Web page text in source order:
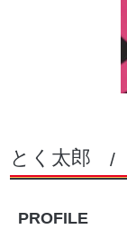
とく太郎
PROFILE